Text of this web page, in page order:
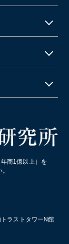
商1億以上）を
ラストタワーN館